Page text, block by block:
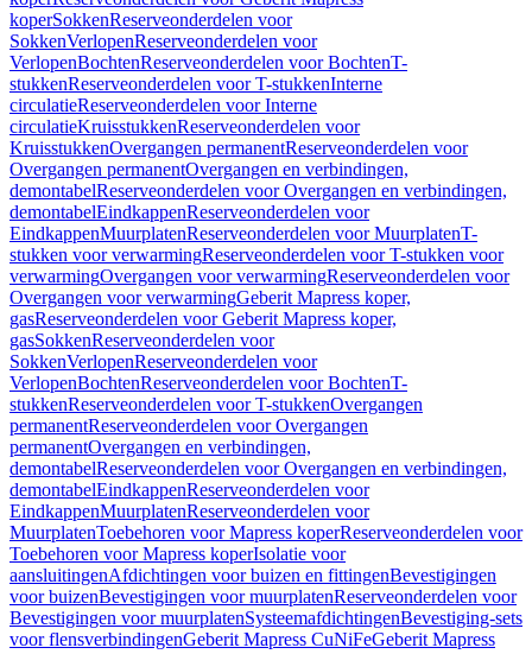
koperSokkenReserveonderdelen voor
SokkenVerlopenReserveonderdelen voor
VerlopenBochtenReserveonderdelen voor BochtenT-
stukkenReserveonderdelen voor T-stukkenInterne
circulatieReserveonderdelen voor Interne
circulatieKruisstukkenReserveonderdelen voor
KruisstukkenOvergangen permanentReserveonderdelen voor
Overgangen permanentOvergangen en verbindingen,
demontabelReserveonderdelen voor Overgangen en verbindingen,
demontabelEindkappenReserveonderdelen voor
EindkappenMuurplatenReserveonderdelen voor MuurplatenT-
stukken voor verwarmingReserveonderdelen voor T-stukken voor
verwarmingOvergangen voor verwarmingReserveonderdelen voor
Overgangen voor verwarmingGeberit Mapress koper,
gasReserveonderdelen voor Geberit Mapress koper,
gasSokkenReserveonderdelen voor
SokkenVerlopenReserveonderdelen voor
VerlopenBochtenReserveonderdelen voor BochtenT-
stukkenReserveonderdelen voor T-stukkenOvergangen
permanentReserveonderdelen voor Overgangen
permanentOvergangen en verbindingen,
demontabelReserveonderdelen voor Overgangen en verbindingen,
demontabelEindkappenReserveonderdelen voor
EindkappenMuurplatenReserveonderdelen voor
MuurplatenToebehoren voor Mapress koperReserveonderdelen voor
Toebehoren voor Mapress koperIsolatie voor
aansluitingenAfdichtingen voor buizen en fittingenBevestigingen
voor buizenBevestigingen voor muurplatenReserveonderdelen voor
Bevestigingen voor muurplatenSysteemafdichtingenBevestiging-sets
voor flensverbindingenGeberit Mapress CuNiFeGeberit Mapress